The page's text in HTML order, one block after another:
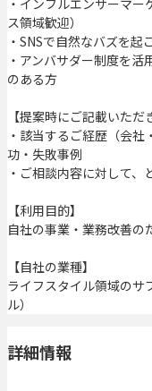
・インフルエンサーマ
ス領域歓迎）
・SNSで自然なバズを
・アンバサダー制度を
のある方
【提案時にご記載いただ
・該当するご経歴（会
功・失敗事例
・ご相談内容に対して、
【利用目的】
自社の事業・業務改善の
【自社の業種】
ライフスタイル領域のサ
ル）
詳細情報